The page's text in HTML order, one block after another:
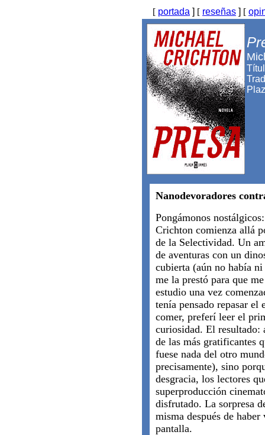
[ portada ] [ reseñas ] [
Nanodevoradores
Pongámonos
Crichton comienza allá
de la Selectividad. Un
de aventuras con un
cubierta (aún no había
me la prestó para que
estudio una vez
tenía pensado repasar el
comer, preferí leer el
curiosidad. El resultado:
de las más gratificantes
fuese nada del otro
precisamente), sino
desgracia, los lectores
superproducción
disfrutado. La sorpresa
misma después de
pantalla.